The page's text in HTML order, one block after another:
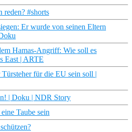
reden? #shorts
Er wurde von seinen Eltern
Hamas-Angriff: Wie soll es
East | ARTE
für die EU sein soll |
| Doku | NDR Story
Taube sein